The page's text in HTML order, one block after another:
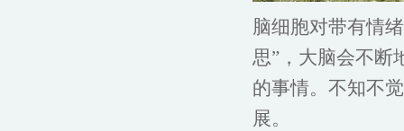
脑细胞对带有情
思”，大脑会不断
的事情。不知不
展。